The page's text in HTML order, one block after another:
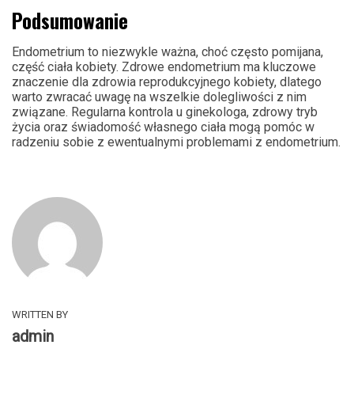
Podsumowanie
Endometrium to niezwykle ważna, choć często pomijana,
część ciała kobiety. Zdrowe endometrium ma kluczowe
znaczenie dla zdrowia reprodukcyjnego kobiety, dlatego
warto zwracać uwagę na wszelkie dolegliwości z nim
związane. Regularna kontrola u ginekologa, zdrowy tryb
życia oraz świadomość własnego ciała mogą pomóc w
radzeniu sobie z ewentualnymi problemami z endometrium.
WRITTEN BY
admin